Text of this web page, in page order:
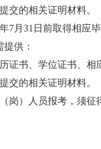
的相关证明材料。
月31日前取得相应
供：
书、学位证书、相
的相关证明材料。
）人员报考，须征